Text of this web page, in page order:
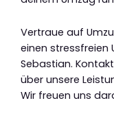
Vertraue auf
einen stressfreien
Sebastian.
über unsere
Wir freuen uns